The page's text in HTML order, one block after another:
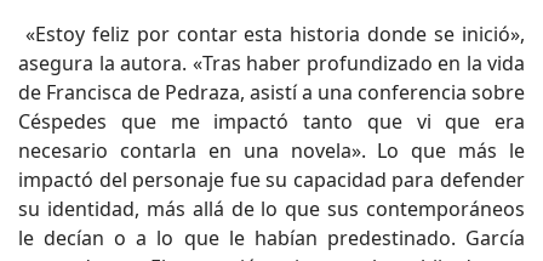
«Estoy feliz por contar esta historia donde se inició»,
asegura la autora. «Tras haber profundizado en la vida
de Francisca de Pedraza, asistí a una conferencia sobre
Céspedes que me impactó tanto que vi que era
necesario contarla en una novela». Lo que más le
impactó del personaje fue su capacidad para defender
su identidad, más allá de lo que sus contemporáneos
le decían o a lo que le habían predestinado. García